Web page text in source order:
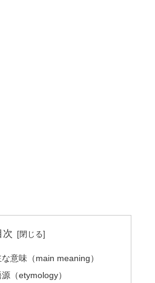
次
意味（main meaning）
（etymology）